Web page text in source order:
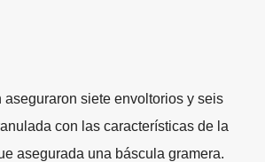
siete envoltorios y seis
con las características de la
asegurada una báscula gramera.